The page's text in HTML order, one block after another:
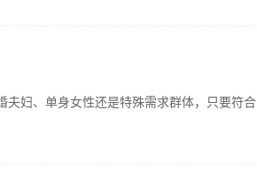
妇、单身女性还是特殊需求群体，只要符合